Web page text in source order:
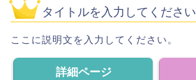
タイトルを入力してください
ここに説明文を入力してください。
詳細ページ